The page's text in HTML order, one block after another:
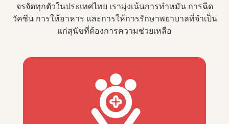
จรจัดทุกตัวในประเทศไทย เรามุ่งเน้นการทำหมัน การฉีด
วัคซีน การให้อาหาร และการให้การรักษาพยาบาลที่จำเป็น
แก่สุนัขที่ต้องการความช่วยเหลือ